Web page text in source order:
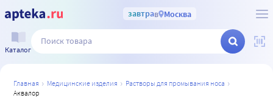
завтрав Москва
Каталог
главная медицинские изделия
растворы для промывания носа
аквалор